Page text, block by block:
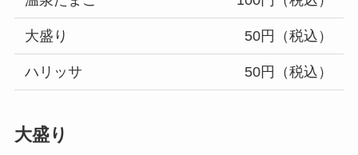
大盛り 50円（税込）
ハリッサ 50円（税込）
大盛り